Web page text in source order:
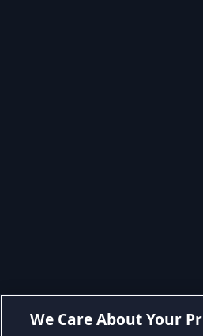
We Care About Your